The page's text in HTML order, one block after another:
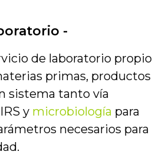
-
de laboratorio propio
primas, productos
sistema tanto vía
y microbiología para
necesarios para